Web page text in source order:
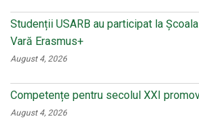
Studenții USARB au participat la
Vară Erasmus+
August 4, 2026
Competențe pentru secolul XXI
August 4, 2026